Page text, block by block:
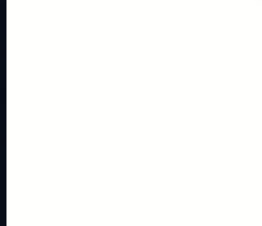
Prezentacijski prikaz bez cijena, košarice,
Broj artikla: 21.01.620 Ugradnja: